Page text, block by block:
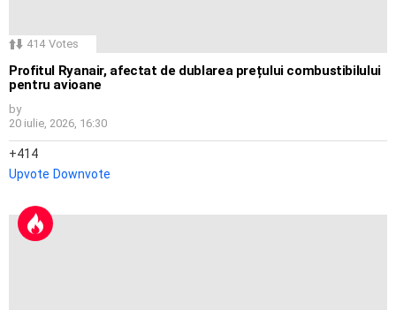
414 Votes
Profitul Ryanair, afectat de dublarea prețului combustibilului
pentru avioane
by
20 iulie, 2026, 16:30
414
Upvote Downvote